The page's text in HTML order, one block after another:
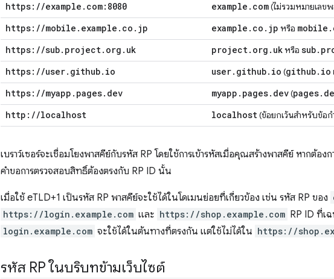
https: //example . com:8080 example . com(ไม่รวมหมายเลข
https: //mobile . example . co . jp example . co . jp หรือ mobile .
https: //sub. project. org . uk project. org . ukหรือ sub.
https: //user. github. io user. github. io (github. io
https: //myapp . pages. dev myapp . pages. dev(pages.
http: //localhost localhost(ข้อยกเว้นสำหรับข้อก
เบราว์เซอร์จะเชื่อมโยงพาสคีย์กับรหัส RP โดยใช้การเข้ารหัสเมื่อคุณสร้างพาสคีย์ หากต้อง
คำขอการตรวจสอบสิทธิ์ต้องตรงกับ RP ID นั้น
เมื่อใช้ eTLD+1 เป็นรหัส RP พาสคีย์จะใช้ได้ในโดเมนย่อยที่เกี่ยวข้อง เช่น รหัส RP ของ
https://login.example.com และ https://shop.example.com RP ID ที่เ
login.example.com จะใช้ได้ในต้นทางที่ตรงกัน แต่ใช้ไม่ได้ใน https://
รหัส RP ในบริบทข้ามเว็บไซต์